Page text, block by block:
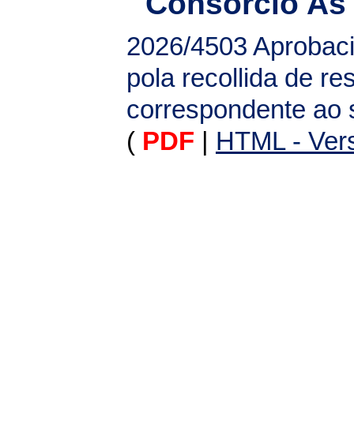
2026/4503
pola recollida de
correspondente ao
( PDF HTML -